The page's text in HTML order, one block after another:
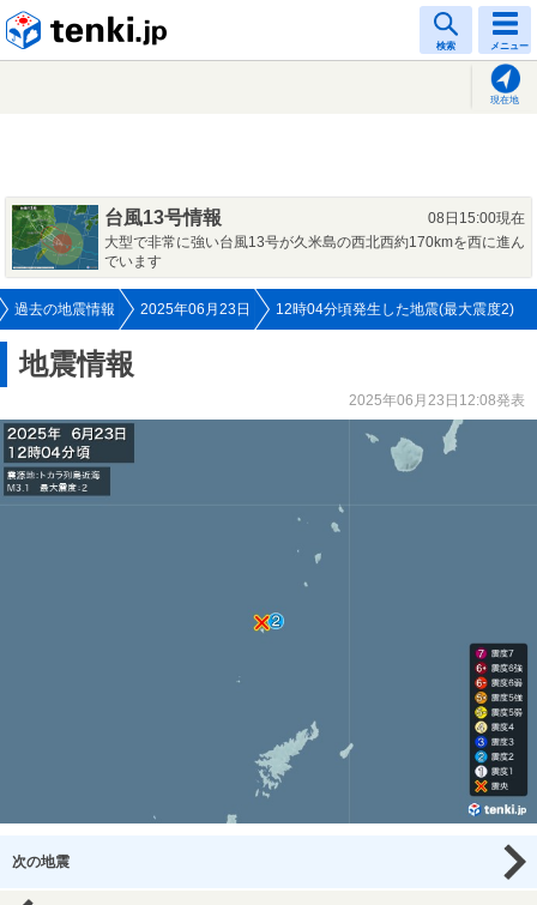
検索 メニュー
現在地
台風13号情報
08日15:00現在
大型で非常に強い台風13号が久米島の西北西約170kmを西に進ん
でいます
過去の地震情報 2025年06月23日 12時04分頃発生した地震(最大震度2)
地震情報
2025年06月23日12:08発表
次の地震